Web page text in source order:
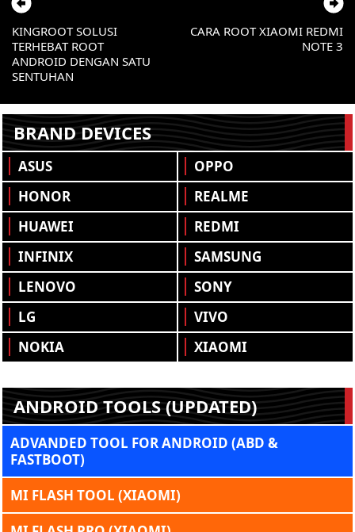
CARA ROOT XIAOMI REDMI
NOTE 3
KINGROOT SOLUSI
TERHEBAT ROOT
ANDROID DENGAN SATU
SENTUHAN
BRAND DEVICES
ASUS
HONOR
HUAWEI
INFINIX
LENOVO
LG
NOKIA
OPPO
REALME
REDMI
SAMSUNG
SONY
VIVO
XIAOMI
ANDROID TOOLS (UPDATED)
ADVANDED TOOL FOR ANDROID (ABD &
FASTBOOT)
MI FLASH TOOL (XIAOMI)